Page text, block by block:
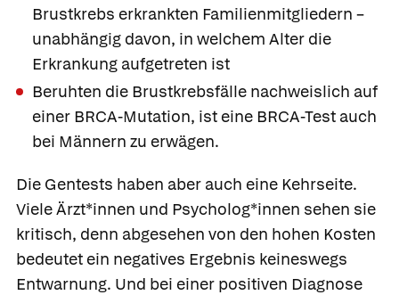
Brustkrebs erkrankten Familienmitgliedern –
unabhängig davon, in welchem Alter die
Erkrankung aufgetreten ist
Beruhten die Brustkrebsfälle nachweislich auf
einer BRCA-Mutation, ist eine BRCA-Test auch
bei Männern zu erwägen.
Die Gentests haben aber auch eine Kehrseite.
Viele Ärzt*innen und Psycholog*innen sehen sie
kritisch, denn abgesehen von den hohen Kosten
bedeutet ein negatives Ergebnis keineswegs
Entwarnung. Und bei einer positiven Diagnose